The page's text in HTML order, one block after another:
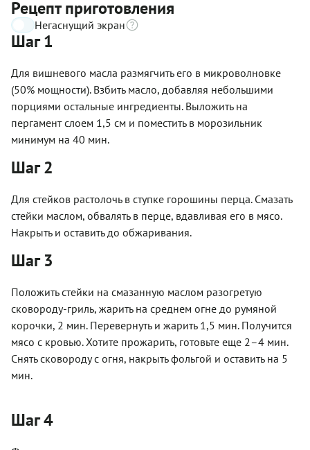
Рецепт приготовления
Негаснущий экран
Шаг 1
Для вишневого масла размягчить его в микроволновке
(50% мощности). Взбить масло, добавляя небольшими
порциями остальные ингредиенты. Выложить на
пергамент слоем 1,5 см и поместить в морозильник
минимум на 40 мин.
Шаг 2
Для стейков растолочь в ступке горошины перца. Смазать
стейки маслом, обвалять в перце, вдавливая его в мясо.
Накрыть и оставить до обжаривания.
Шаг 3
Положить стейки на смазанную маслом разогретую
сковороду-гриль, жарить на среднем огне до румяной
корочки, 2 мин. Перевернуть и жарить 1,5 мин. Получится
мясо с кровью. Хотите прожарить, готовьте еще 2–4 мин.
Снять сковороду с огня, накрыть фольгой и оставить на 5
мин.
Шаг 4